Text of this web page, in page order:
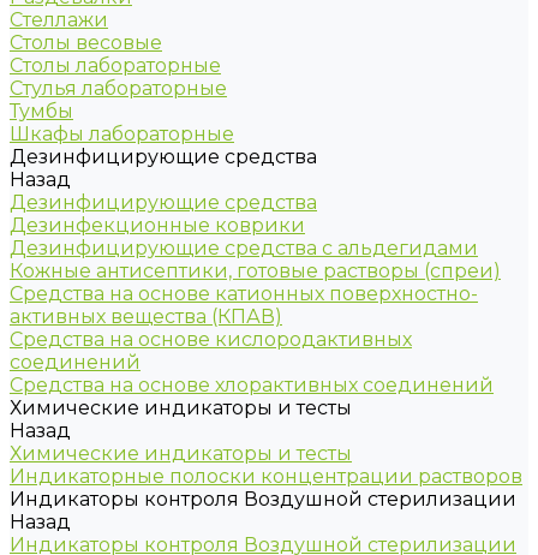
Стеллажи
Столы весовые
Столы лабораторные
Стулья лабораторные
Тумбы
Шкафы лабораторные
Дезинфицирующие средства
Назад
Дезинфицирующие средства
Дезинфекционные коврики
Дезинфицирующие средства с альдегидами
Кожные антисептики, готовые растворы (спреи)
Средства на основе катионных поверхностно-
активных вещества (КПАВ)
Средства на основе кислородактивных
соединений
Средства на основе хлорактивных соединений
Химические индикаторы и тесты
Назад
Химические индикаторы и тесты
Индикаторные полоски концентрации растворов
Индикаторы контроля Воздушной стерилизации
Назад
Индикаторы контроля Воздушной стерилизации